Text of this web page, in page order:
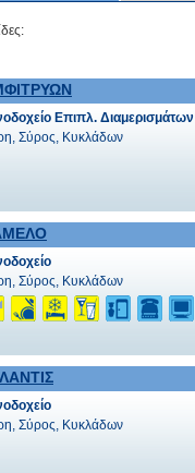
Επιπλ. Διαμερισμάτων
Σύρος, Κυκλάδων
Σύρος, Κυκλάδων
Σύρος, Κυκλάδων